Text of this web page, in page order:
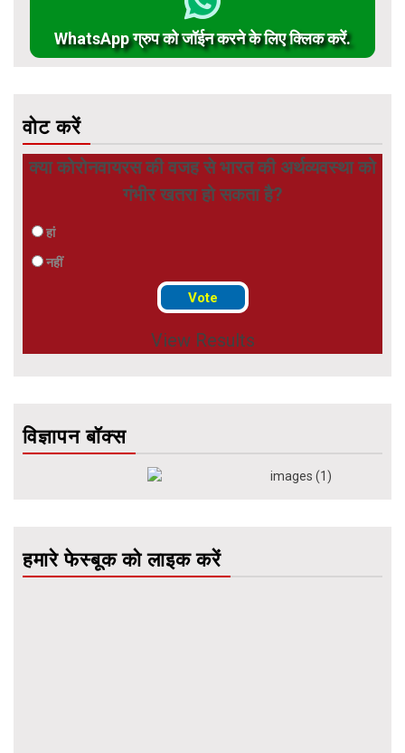
WhatsApp ग्रुप को जॉईन करने के लिए क्लिक करें.
वोट करें
क्या कोरोनवायरस की वजह से भारत की अर्थव्यवस्था को
गंभीर खतरा हो सकता है?
हां
नहीं
View Results
विज्ञापन बॉक्स
हमारे फेस्बूक को लाइक करें